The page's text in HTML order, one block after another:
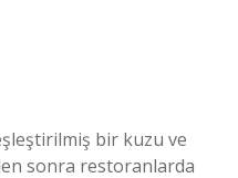
bir kuzu ve
sonra restoranlarda